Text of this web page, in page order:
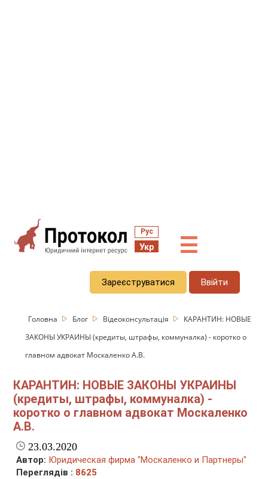
Рус
Укр ☰
Зареєструватися Ввійти
Головна Блог Відеоконсультація
КАРАНТИН: НОВЫЕ
ЗАКОНЫ УКРАИНЫ (кредиты, штрафы, коммуналка) - коротко о
главном адвокат Москаленко А.В.
КАРАНТИН: НОВЫЕ ЗАКОНЫ УКРАИНЫ
(кредиты, штрафы, коммуналка) -
коротко о главном адвокат Москаленко
А.В.
23.03.2020
Автор: Юридическая фирма "Москаленко и Партнеры"
Переглядів : 8625